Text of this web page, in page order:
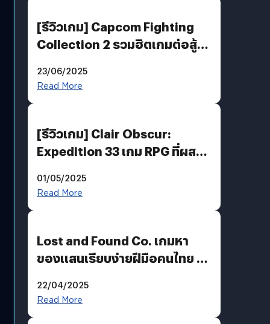
[รีวิวเกม] Capcom Fighting
Collection 2 รวมฮิตเกมต่อสู้ใน
23/06/2025
Read More
[รีวิวเกม] Clair Obscur:
Expedition 33 เกม RPG ที่ผสาน
ได้ลงตัว
01/05/2025
Read More
Lost and Found Co. เกมหา
ของแสนเรียบง่ายฝีมือคนไทย ที่
ตัวคุณ
22/04/2025
Read More